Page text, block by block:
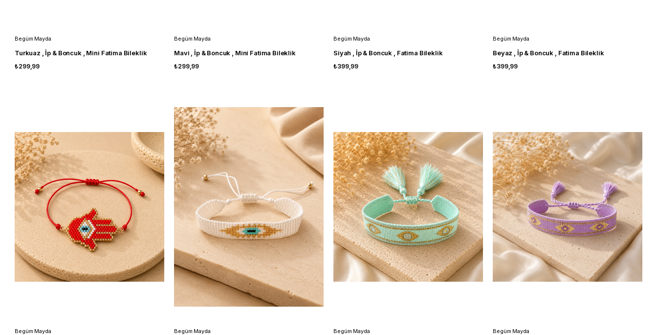
Begüm Mayda
Turkuaz , İp & Boncuk , Mini Fatima Bileklik
₺299,99
Begüm Mayda
Mavi , İp & Boncuk , Mini Fatima Bileklik
₺299,99
Begüm Mayda
Siyah , İp & Boncuk , Fatima Bileklik
₺399,99
Begüm Mayda
Beyaz , İp & Boncuk , Fatima Bileklik
₺399,99
Begüm Mayda Begüm Mayda Begüm Mayda Begüm Mayda